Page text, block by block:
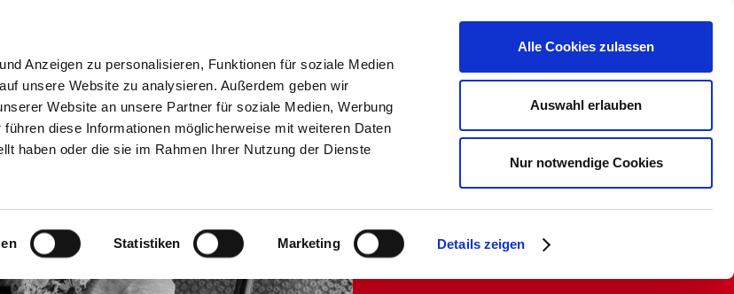
Anzeigen zu personalisieren, Funktionen für soziale Medien
unsere Website zu analysieren. Außerdem geben wir
Website an unsere Partner für soziale Medien, Werbung
diese Informationen möglicherweise mit weiteren Daten
haben oder die sie im Rahmen Ihrer Nutzung der Dienste
Statistiken Marketing Details zeigen
Alle Cookies zulassen
Auswahl erlauben
Nur notwendige Cookies
Schriftgröße
Einrichtungen
& Begegnung Weitere Angebote Über uns
Aufwachsen in
ländlicher Umgebung.